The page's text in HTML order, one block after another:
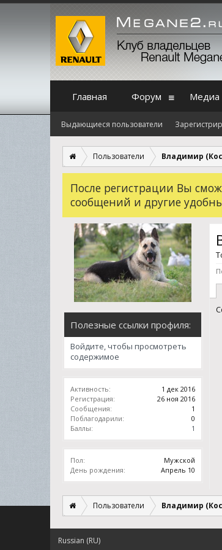
Пользователи Владимир
После регистрации Вы
сообщений и другие
Полезные ссылки профиля:
Войдите, чтобы просмотреть
содержимое
Активность:
1 дек 2016
Регистрация:
26 ноя 2016
Сообщения:
1
Поблагодарили:
0
Баллы:
1
Пол:
Мужской
День рождения:
Апрель 10
Пользователи Владимир
Главная Форум Медиа
Выдающиеся пользователи
Russian (RU)